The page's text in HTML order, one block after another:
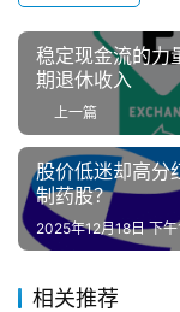
稳定现金流的力
期退休收入
上一篇
股价低迷却高分
制药股？
2025年12月18日 下
相关推荐